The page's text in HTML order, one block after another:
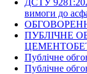
вимоги до
ПУБЛІЧНЕ
Публічне
Публічне